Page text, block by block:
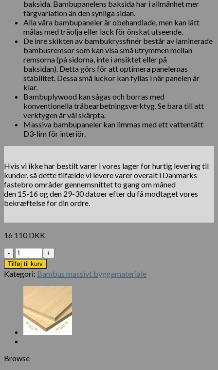
baksida. Bambupanelens baksida har i allmänhet mer
färgvariation än den synliga sidan.
Alla våra bambupaneler är obehandlade, men kan lätt
målas med träolja eller lack för önskat utseende.
De inre skikten av bambukryssfinér består av laminerade
bambusremsor som kan visa små utrymmen mellan
remsorna (på sidorna, inte i ansiktet eller på
baksidan). Detta görs för att optimera panelernas
stabilitet. Dessa små luckor kan fyllas i när panelen är
klar.
Bambuplywood kan sågas och borras med
konventionella träbearbetningsverktyg. Se bara till att
verktygen är väl skärpta.
Massiva bambupaneler kan limmas med ett vattentätt
D3-lim för interiör.
Hvis vi ikke har bestilt varer i vores lager for hurtig levering til
kunder, så dette tilfælde vi levere varer overalt i Danmarks
fastebro områder gennemsnittet to gang om måned
den 15-16 og den 29-30 datoer efter du få modtaget vores
bekræftelse for din ordre.
16 110 DKK
Antal
Tilføj til kurv
Kategori: Bambus massivt byggemateriale
Browse